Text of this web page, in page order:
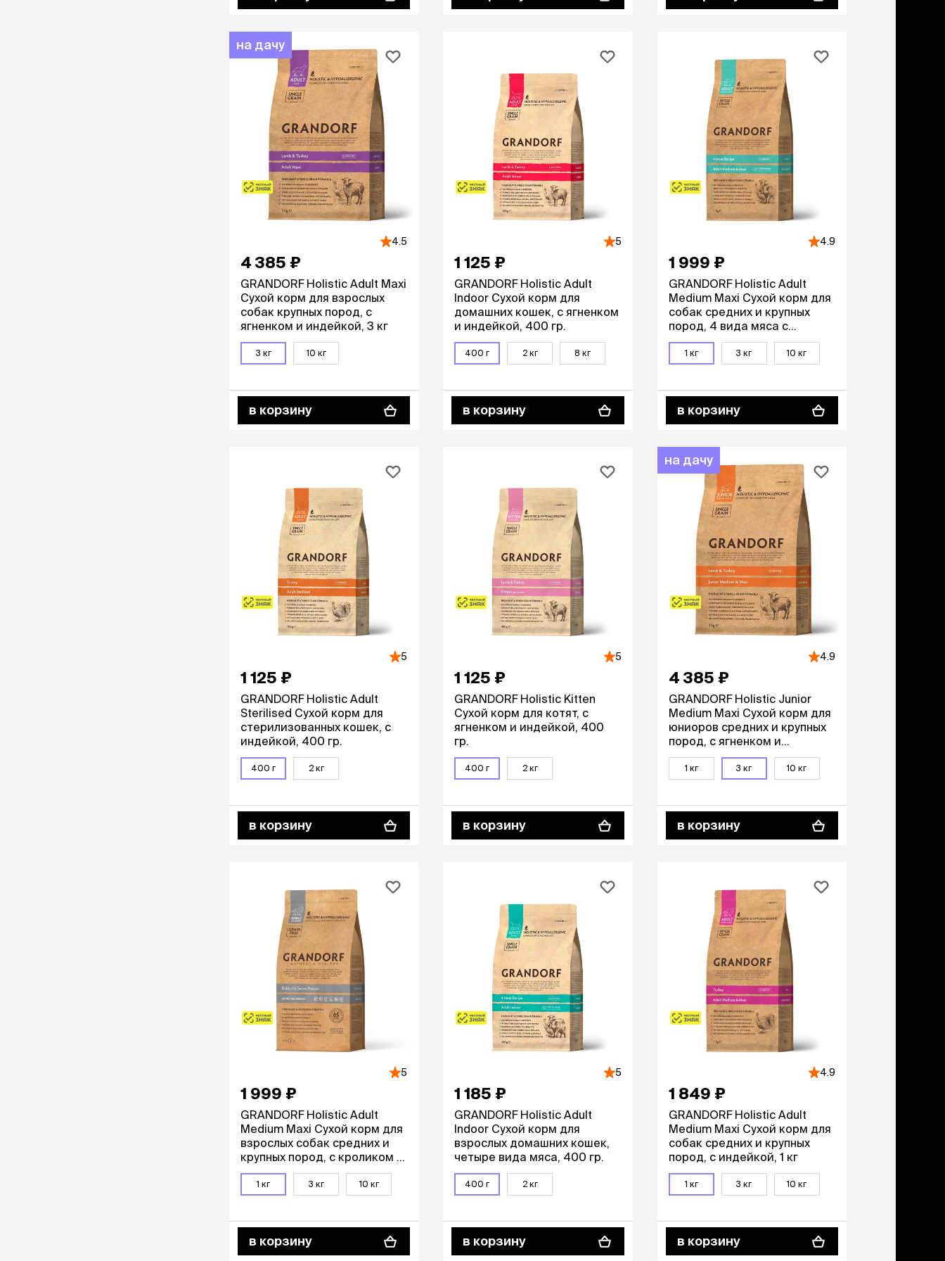
аксессуары
Футболки и майки
Бантики и галстуки
Платья
Смешные костюмы
Украшения и
аксессуары
расчёсок-триммеров
Ножи и насадки
Мебель для груминга
Средства от запаха и
для котят
на дачу
4.5
4 385 ₽
GRANDORF Holistic Adult Maxi
Сухой корм для взрослых
собак крупных пород, с
ягненком и индейкой, 3 кг
3 кг 10 кг
в корзину
5
1 125 ₽
GRANDORF Holistic Adult
Indoor Сухой корм для
домашних кошек, с ягненком
и индейкой, 400 гр.
400 г 2 кг 8 кг
в корзину
4.9
1 999 ₽
GRANDORF Holistic Adult
Medium Maxi Сухой корм для
собак средних и крупных
пород, 4 вида мяса с
пробиотиками, 1 кг
1 кг 3 кг 10 кг
в корзину
5
1 125 ₽
GRANDORF Holistic Adult
Sterilised Сухой корм для
стерилизованных кошек, с
индейкой, 400 гр.
400 г 2 кг
в корзину
5
1 125 ₽
GRANDORF Holistic Kitten
Сухой корм для котят, с
ягненком и индейкой, 400
гр.
400 г 2 кг
в корзину
на дачу
4.9
4 385 ₽
GRANDORF Holistic Junior
Medium Maxi Сухой корм для
юниоров средних и крупных
пород, с ягненком и
индейкой, 3 кг
1 кг 3 кг 10 кг
в корзину
5
1 999 ₽
GRANDORF Holistic Adult
Medium Maxi Сухой корм для
взрослых собак средних и
крупных пород, с кроликом и
индейкой, 1 кг
1 кг 3 кг 10 кг
в корзину
5
1 185 ₽
GRANDORF Holistic Adult
Indoor Сухой корм для
взрослых домашних кошек,
четыре вида мяса, 400 гр.
400 г 2 кг
в корзину
4.9
1 849 ₽
GRANDORF Holistic Adult
Medium Maxi Сухой корм для
собак средних и крупных
пород, с индейкой, 1 кг
1 кг 3 кг 10 кг
в корзину